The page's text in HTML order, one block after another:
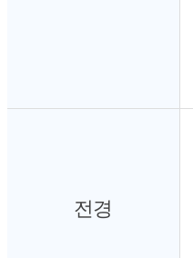
전경